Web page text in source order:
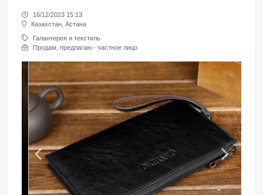
16/12/2023 15:13
Казахстан, Астана
Галантерея и текстиль
Продам, предлагаю - частное лицо